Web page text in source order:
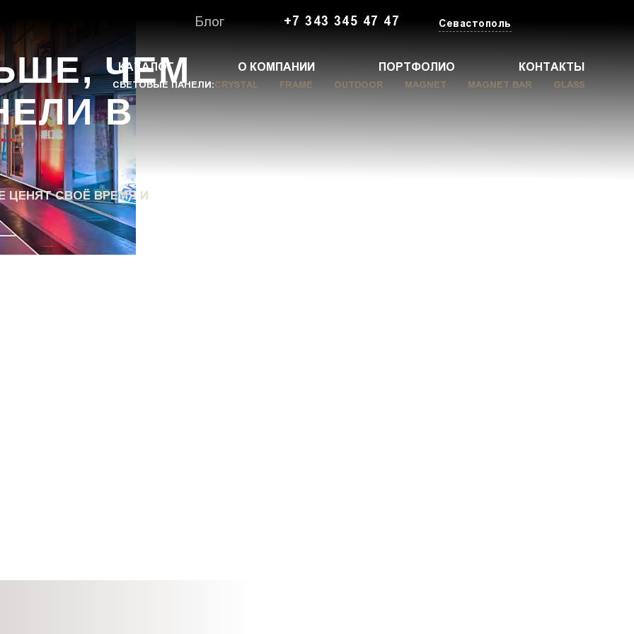
Блог +7 343 345 47 47 Севастополь
КАТАЛОГ О КОМПАНИИ ПОРТФОЛИО КОНТАКТЫ
СВЕТОВЫЕ ПАНЕЛИ:CRYSTAL FRAME OUTDOOR MAGNET MAGNET BAR GLASS
ЧЕМ
В
СВОЁ ВРЕМЯ И